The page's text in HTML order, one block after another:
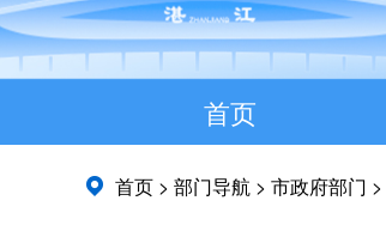
首页
首页 > 部门导航 > 市政府部门 >